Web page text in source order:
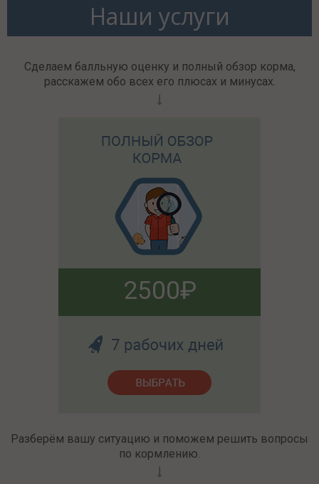
Наши услуги
Сделаем балльную оценку и полный обзор корма,
расскажем обо всех его плюсах и минусах.
2500
Разберём вашу ситуацию и поможем решить вопросы
по кормлению.